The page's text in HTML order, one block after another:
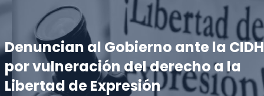
Denuncian al Gobierno ante la CIDH
por vulneración del derecho a la
Libertad de Expresión